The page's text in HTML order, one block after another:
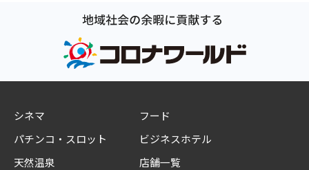
シネマ
パチンコ・スロット
天然温泉
フード
ビジネスホテル
店舗一覧